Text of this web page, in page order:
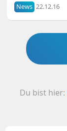
News 22.12.16
Du bist hier: